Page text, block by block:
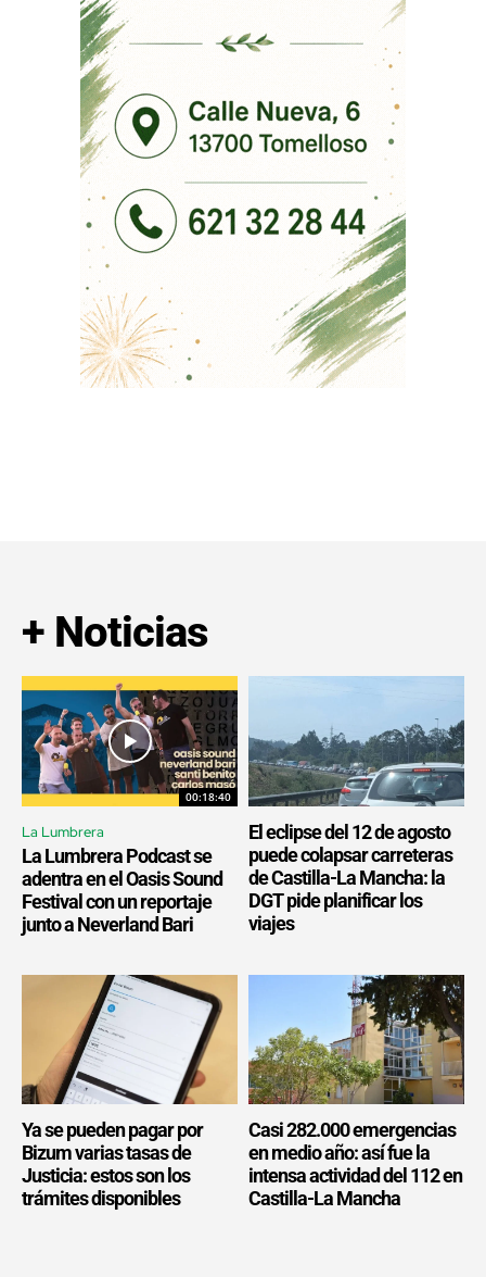
+ Noticias
00:18:40
La Lumbrera
La Lumbrera Podcast se
adentra en el Oasis Sound
Festival con un reportaje
junto a Neverland Bari
El eclipse del 12 de agosto
puede colapsar carreteras
de Castilla-La Mancha: la
DGT pide planificar los
viajes
Ya se pueden pagar por
Bizum varias tasas de
Justicia: estos son los
trámites disponibles
Casi 282.000 emergencias
en medio año: así fue la
intensa actividad del 112 en
Castilla-La Mancha